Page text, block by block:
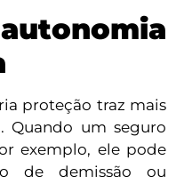
proteção traz mais
Quando um seguro
exemplo, ele pode
de demissão ou